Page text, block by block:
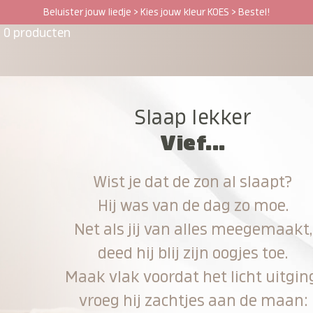
Beluister jouw liedje > Kies jouw kleur KOES > Bestel!
0 producten
Slaap lekker
Vief...
Wist je dat de zon al slaapt?
Hij was van de dag zo moe.
Net als jij van alles meegemaakt,
deed hij blij zijn oogjes toe.
Maak vlak voordat het licht
vroeg hij zachtjes aan de maan: